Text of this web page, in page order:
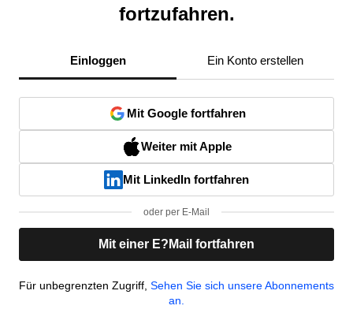
fortzufahren.
Einloggen Ein Konto erstellen
Mit Google fortfahren
Weiter mit Apple
Mit LinkedIn fortfahren
oder per E-Mail
Mit einer E?Mail fortfahren
Für unbegrenzten Zugriff, Sehen Sie sich unsere Abonnements
an.